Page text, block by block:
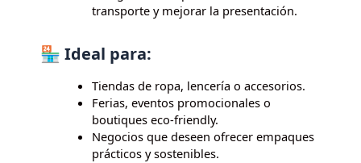
transporte y mejorar la presentación.
🏪 Ideal para:
Tiendas de ropa, lencería o accesorios.
Ferias, eventos promocionales o
boutiques eco-friendly.
Negocios que deseen ofrecer empaques
prácticos y sostenibles.